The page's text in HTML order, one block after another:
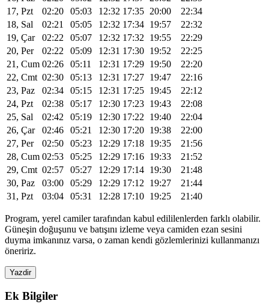
17, Pzt
02:20 05:03 12:32 17:35 20:00
22:34
18, Sal
02:21 05:05 12:32 17:34 19:57
22:32
19, Çar
02:22 05:07 12:32 17:32 19:55
22:29
20, Per
02:22 05:09 12:31 17:30 19:52
22:25
21, Cum 02:26 05:11 12:31 17:29 19:50
22:20
22, Cmt 02:30 05:13 12:31 17:27 19:47
22:16
23, Paz
02:34 05:15 12:31 17:25 19:45
22:12
24, Pzt
02:38 05:17 12:30 17:23 19:43
22:08
25, Sal
02:42 05:19 12:30 17:22 19:40
22:04
26, Çar
02:46 05:21 12:30 17:20 19:38
22:00
27, Per
02:50 05:23 12:29 17:18 19:35
21:56
28, Cum 02:53 05:25 12:29 17:16 19:33
21:52
29, Cmt 02:57 05:27 12:29 17:14 19:30
21:48
30, Paz
03:00 05:29 12:29 17:12 19:27
21:44
31, Pzt
03:04 05:31 12:28 17:10 19:25 21:40
Program, yerel camiler tarafından kabul edililenlerden farklı olabilir.
Güneşin doğuşunu ve batışını izleme veya camiden ezan sesini
duyma imkanınız varsa, o zaman kendi gözlemlerinizi kullanmanızı
öneririz.
Yazdir
Ek Bilgiler